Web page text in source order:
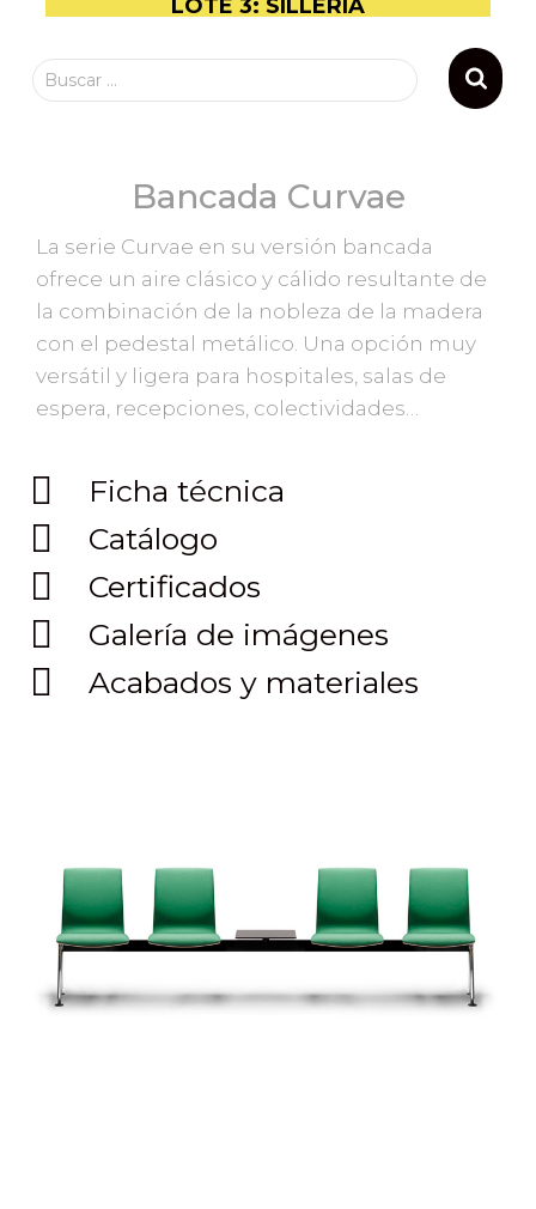
LOTE 3: SILLERIA
Buscar …
Bancada Curvae
La serie Curvae en su versión bancada
ofrece un aire clásico y cálido resultante de
la combinación de la nobleza de la madera
con el pedestal metálico. Una opción muy
versátil y ligera para hospitales, salas de
espera, recepciones, colectividades…
Ficha técnica
Catálogo
Certificados
Galería de imágenes
Acabados y materiales